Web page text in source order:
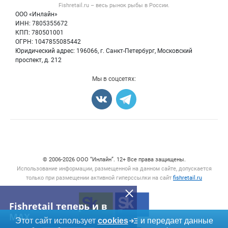
Fishretail теперь и в
MAX
Fishretail.ru – весь рынок рыбы в России.
ООО «Инлайн»
ИНН: 7805355672
КПП: 780501001
ОГРН: 1047855085442
Юридический адрес: 196066, г. Санкт-Петербург, Московский
проспект, д. 212
Политика обработки персональных данных
Блог
Икра
Мы в соцсетях:
© 2006‑2026 ООО “Инлайн”. 12+ Все права защищены.
Использование информации, размещенной на данном сайте, допускается
только при размещении активной гиперссылки на сайт fishretail.ru
Этот сайт использует cookies
и передает данные